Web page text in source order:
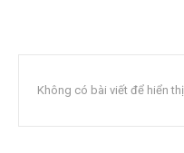
Không có bài viết để hiển thị